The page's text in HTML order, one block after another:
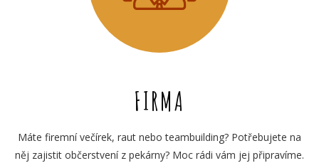
FIRMA
Máte firemní večírek, raut nebo teambuilding? Potřebujete na
něj zajistit občerstvení z pekárny? Moc rádi vám jej připravíme.